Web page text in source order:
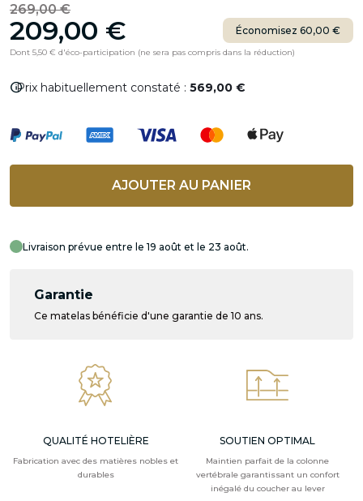
269,00 €
209,00 € Économisez 60,00 €
Dont 5,50 € d'éco-participation (ne sera pas compris dans la réduction)
infoPrix habituellement constaté : 569,00 €
AJOUTER AU PANIER
Livraison prévue entre le 19 août et le 23 août.
Garantie
Ce matelas bénéficie d'une garantie de 10 ans.
QUALITÉ HOTELIÈRE
Fabrication avec des matières nobles et
durables
SOUTIEN OPTIMAL
Maintien parfait de la colonne
vertébrale garantissant un confort
inégalé du coucher au lever